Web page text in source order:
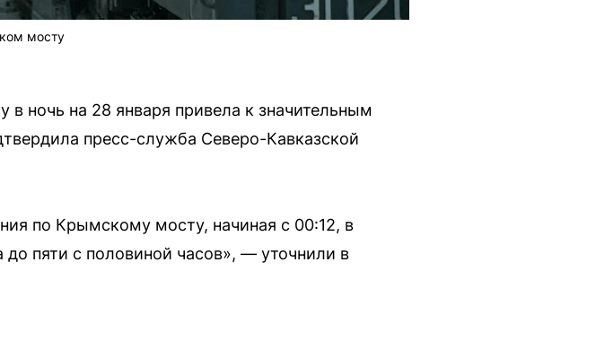
мосту
ночь на 28 января привела к значительным
пресс-служба Северо-Кавказской
по Крымскому мосту, начиная с 00:12, в
пяти с половиной часов», — уточнили в